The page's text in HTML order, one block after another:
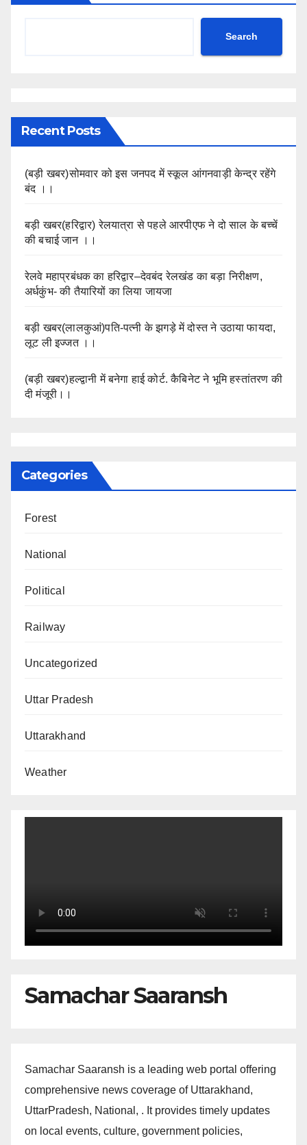
Search
Recent Posts
(बड़ी खबर)सोमवार को इस जनपद में स्कूल आंगनवाड़ी केन्द्र रहेंगे
बंद ।।
बड़ी खबर(हरिद्वार) रेलयात्रा से पहले आरपीएफ ने दो साल के बच्चें
की बचाई जान ।।
रेलवे महाप्रबंधक का हरिद्वार–देवबंद रेलखंड का बड़ा निरीक्षण,
अर्धकुंभ- की तैयारियों का लिया जायजा
बड़ी खबर(लालकुआं)पति-पत्नी के झगड़े में दोस्त ने उठाया फायदा,
लूट ली इज्जत ।।
(बड़ी खबर)हल्द्वानी में बनेगा हाई कोर्ट. कैबिनेट ने भूमि हस्तांतरण की
दी मंजूरी।।
Categories
Forest
National
Political
Railway
Uncategorized
Uttar Pradesh
Uttarakhand
Weather
Samachar Saaransh
Samachar Saaransh is a leading web portal offering
comprehensive news coverage of Uttarakhand,
UttarPradesh, National, . It provides timely updates
on local events, culture, government policies,